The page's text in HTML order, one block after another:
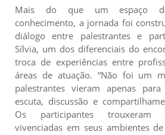
Mais do que um espaço
conhecimento, a jornada foi
diálogo entre palestrantes e
Sílvia, um dos diferenciais do
troca de experiências entre
áreas de atuação. “Não foi um
palestrantes vieram apenas
escuta, discussão e
Os participantes trouxeram
vivenciadas em seus ambientes